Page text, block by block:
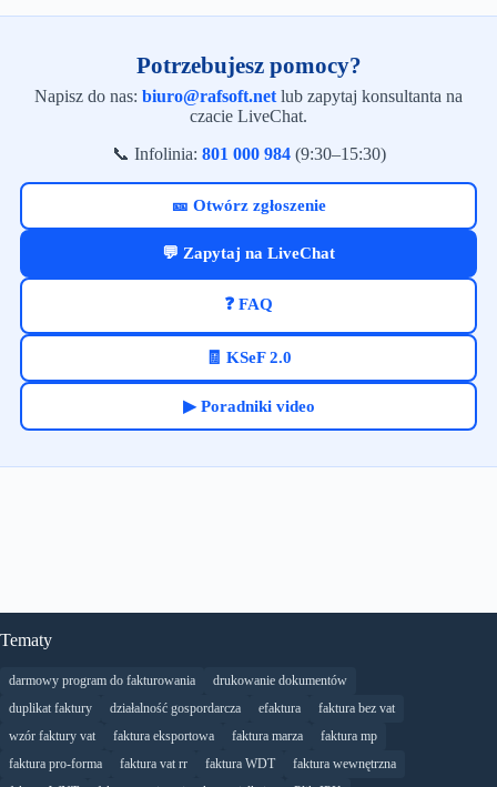
Potrzebujesz pomocy?
Napisz do nas: biuro@rafsoft.net lub zapytaj konsultanta na
czacie LiveChat.
📞 Infolinia: 801 000 984(9:30–15:30)
🎫 Otwórz zgłoszenie
💬 Zapytaj na LiveChat
❓ FAQ
🧾 KSeF 2.0
▶ Poradniki video
Tematy
darmowy program do fakturowania
drukowanie dokumentów
duplikat faktury
działalność gospordarcza efaktura
faktura bez vat
wzór faktury vat
faktura eksportowa faktura marza
faktura mp
faktura pro-forma
faktura vat rr faktura WDT
faktura wewnętrzna